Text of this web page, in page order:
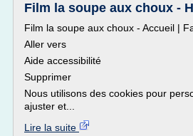
Film la soupe aux choux -
Film la soupe aux choux - Accueil |
Aller vers
Aide accessibilité
Supprimer
Nous utilisons des cookies pour
ajuster et...
Lire la suite